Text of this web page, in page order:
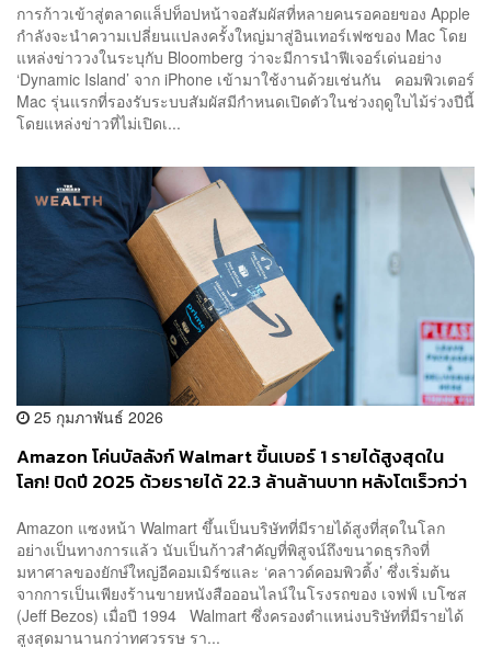
การก้าวเข้าสู่ตลาดแล็ปท็อปหน้าจอสัมผัสที่หลายคนรอคอยของ Apple
กำลังจะนำความเปลี่ยนแปลงครั้งใหญ่มาสู่อินเทอร์เฟซของ Mac โดย
แหล่งข่าววงในระบุกับ Bloomberg ว่าจะมีการนำฟีเจอร์เด่นอย่าง
‘Dynamic Island’ จาก iPhone เข้ามาใช้งานด้วยเช่นกัน คอมพิวเตอร์
Mac รุ่นแรกที่รองรับระบบสัมผัสมีกำหนดเปิดตัวในช่วงฤดูใบไม้ร่วงปีนี้
โดยแหล่งข่าวที่ไม่เปิดเ...
25 กุมภาพันธ์ 2026
Amazon โค่นบัลลังก์ Walmart ขึ้นเบอร์ 1 รายได้สูงสุดใน
โลก! ปิดปี 2025 ด้วยรายได้ 22.3 ล้านล้านบาท หลังโตเร็วกว่า
Amazon แซงหน้า Walmart ขึ้นเป็นบริษัทที่มีรายได้สูงที่สุดในโลก
อย่างเป็นทางการแล้ว นับเป็นก้าวสำคัญที่พิสูจน์ถึงขนาดธุรกิจที่
มหาศาลของยักษ์ใหญ่อีคอมเมิร์ซและ ‘คลาวด์คอมพิวติ้ง’ ซึ่งเริ่มต้น
จากการเป็นเพียงร้านขายหนังสือออนไลน์ในโรงรถของ เจฟฟ์ เบโซส
(Jeff Bezos) เมื่อปี 1994 Walmart ซึ่งครองตำแหน่งบริษัทที่มีรายได้
สูงสุดมานานกว่าทศวรรษ รา...